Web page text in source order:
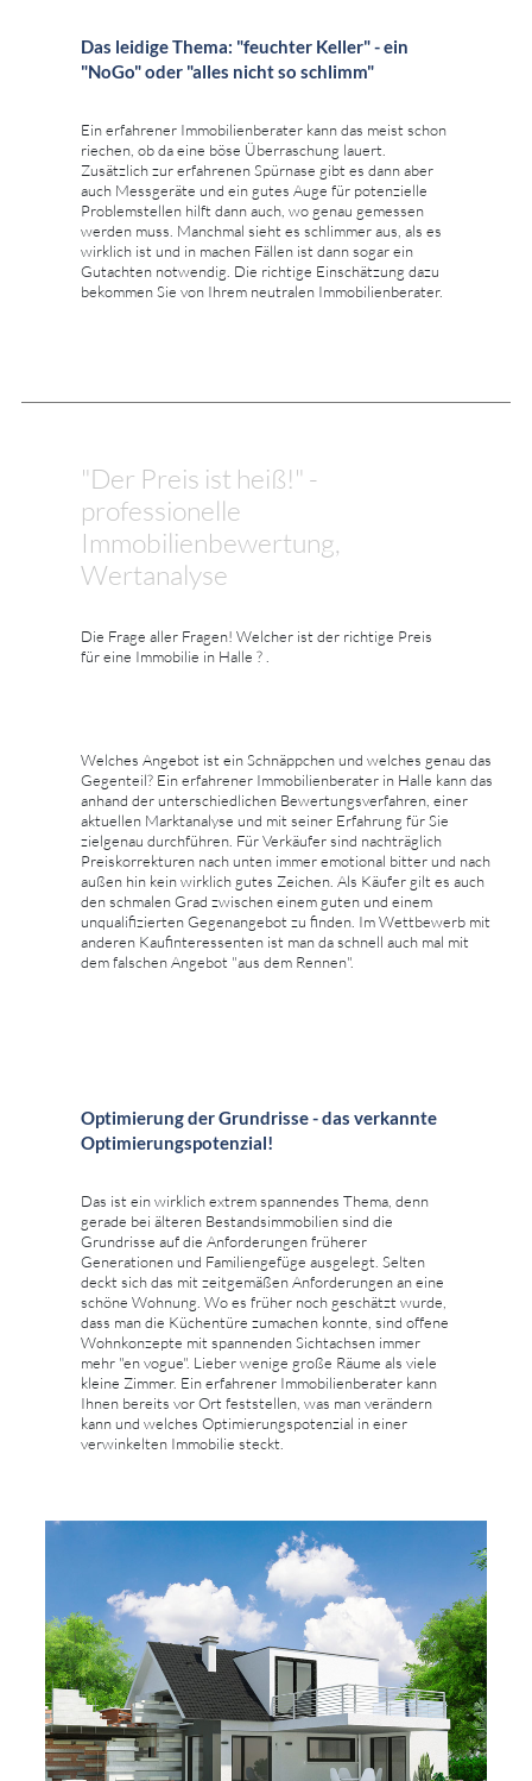
Das leidige Thema: "feuchter Keller" - ein
"NoGo" oder "alles nicht so schlimm"
Ein erfahrener Immobilienberater kann das meist schon
riechen, ob da eine böse Überraschung lauert.
Zusätzlich zur erfahrenen Spürnase gibt es dann aber
auch Messgeräte und ein gutes Auge für potenzielle
Problemstellen hilft dann auch, wo genau gemessen
werden muss. Manchmal sieht es schlimmer aus, als es
wirklich ist und in machen Fällen ist dann sogar ein
Gutachten notwendig. Die richtige Einschätzung dazu
bekommen Sie von Ihrem neutralen Immobilienberater.
"Der Preis ist heiß!" -
professionelle
Immobilienbewertung,
Wertanalyse
Die Frage aller Fragen! Welcher ist der richtige Preis
für eine Immobilie in Halle ? .
Welches Angebot ist ein Schnäppchen und welches genau das
Gegenteil? Ein erfahrener Immobilienberater in Halle kann das
anhand der unterschiedlichen Bewertungsverfahren, einer
aktuellen Marktanalyse und mit seiner Erfahrung für Sie
zielgenau durchführen. Für Verkäufer sind nachträglich
Preiskorrekturen nach unten immer emotional bitter und nach
außen hin kein wirklich gutes Zeichen. Als Käufer gilt es auch
den schmalen Grad zwischen einem guten und einem
unqualifizierten Gegenangebot zu finden. Im Wettbewerb mit
anderen Kaufinteressenten ist man da schnell auch mal mit
dem falschen Angebot "aus dem Rennen".
Optimierung der Grundrisse - das verkannte
Optimierungspotenzial!
Das ist ein wirklich extrem spannendes Thema, denn
gerade bei älteren Bestandsimmobilien sind die
Grundrisse auf die Anforderungen früherer
Generationen und Familiengefüge ausgelegt. Selten
deckt sich das mit zeitgemäßen Anforderungen an eine
schöne Wohnung. Wo es früher noch geschätzt wurde,
dass man die Küchentüre zumachen konnte, sind offene
Wohnkonzepte mit spannenden Sichtachsen immer
mehr "en vogue". Lieber wenige große Räume als viele
kleine Zimmer. Ein erfahrener Immobilienberater kann
Ihnen bereits vor Ort feststellen, was man verändern
kann und welches Optimierungspotenzial in einer
verwinkelten Immobilie steckt.